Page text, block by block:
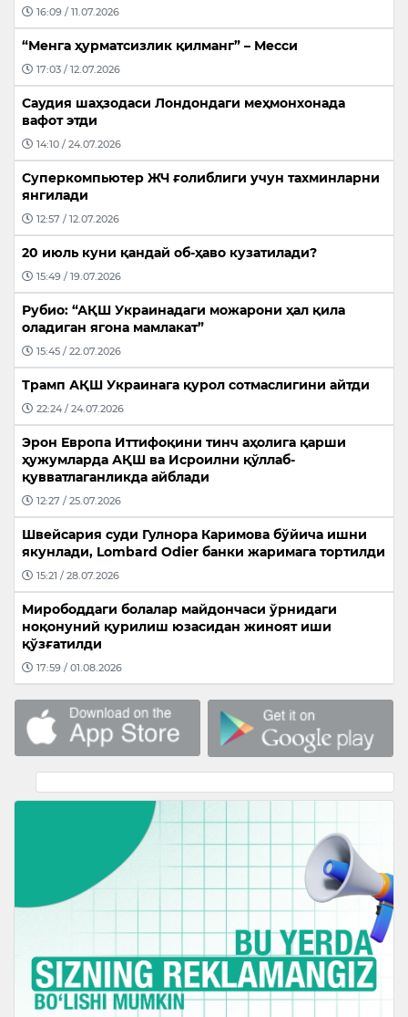
16:09 / 11.07.2026
“Менга ҳурматсизлик қилманг” – Месси
17:03 / 12.07.2026
Саудия шаҳзодаси Лондондаги меҳмонхонада
вафот этди
14:10 / 24.07.2026
Суперкомпьютер ЖЧ ғолиблиги учун тахминларни
янгилади
12:57 / 12.07.2026
20 июль куни қандай об-ҳаво кузатилади?
15:49 / 19.07.2026
Рубио: “АҚШ Украинадаги можарони ҳал қила
оладиган ягона мамлакат”
15:45 / 22.07.2026
Трамп АҚШ Украинага қурол сотмаслигини айтди
22:24 / 24.07.2026
Эрон Европа Иттифоқини тинч аҳолига қарши
ҳужумларда АҚШ ва Исроилни қўллаб-
қувватлаганликда айблади
12:27 / 25.07.2026
Швейсария суди Гулнора Каримова бўйича ишни
якунлади, Lombard Odier банки жаримага тортилди
15:21 / 28.07.2026
Мирободдаги болалар майдончаси ўрнидаги
ноқонуний қурилиш юзасидан жиноят иши
қўзғатилди
17:59 / 01.08.2026